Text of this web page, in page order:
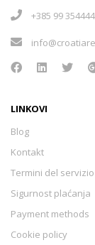
+385 99
LINKOVI
Blog
Kontakt
Termini del servizio
Sigurnost plaćanja
Payment methods
Cookie policy